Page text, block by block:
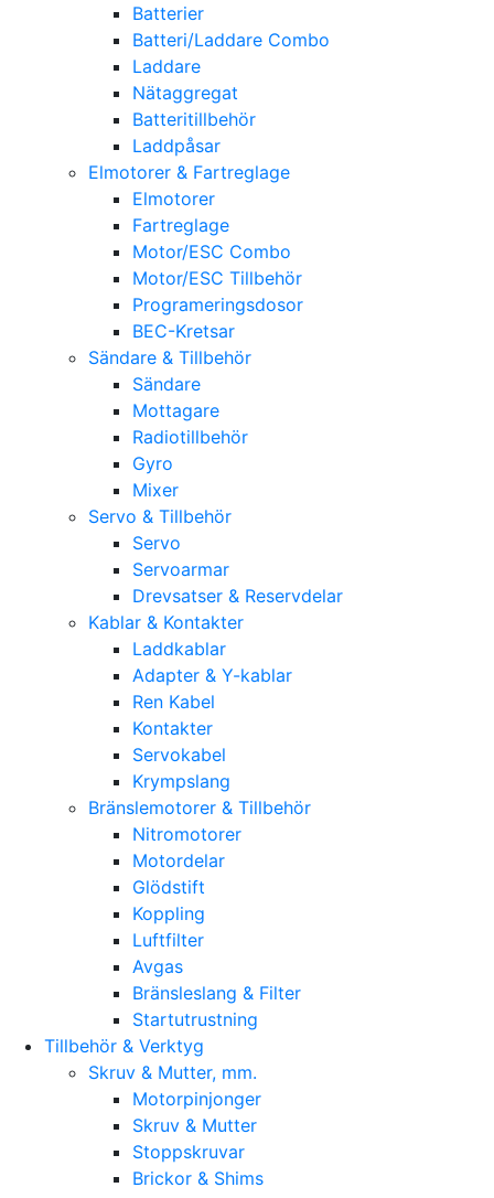
Batterier
Batteri/Laddare Combo
Laddare
Nätaggregat
Batteritillbehör
Laddpåsar
Elmotorer & Fartreglage
Elmotorer
Fartreglage
Motor/ESC Combo
Motor/ESC Tillbehör
Programeringsdosor
BEC-Kretsar
Sändare & Tillbehör
Sändare
Mottagare
Radiotillbehör
Gyro
Mixer
Servo & Tillbehör
Servo
Servoarmar
Drevsatser & Reservdelar
Kablar & Kontakter
Laddkablar
Adapter & Y-kablar
Ren Kabel
Kontakter
Servokabel
Krympslang
Bränslemotorer & Tillbehör
Nitromotorer
Motordelar
Glödstift
Koppling
Luftfilter
Avgas
Bränsleslang & Filter
Startutrustning
Tillbehör & Verktyg
Skruv & Mutter, mm.
Motorpinjonger
Skruv & Mutter
Stoppskruvar
Brickor & Shims